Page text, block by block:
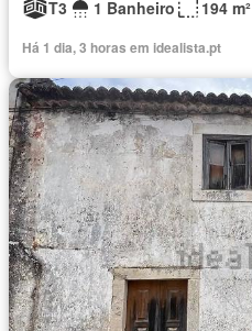
T3 1 Banheiro 194 m²
Há 1 dia, 3 horas em idealista.pt